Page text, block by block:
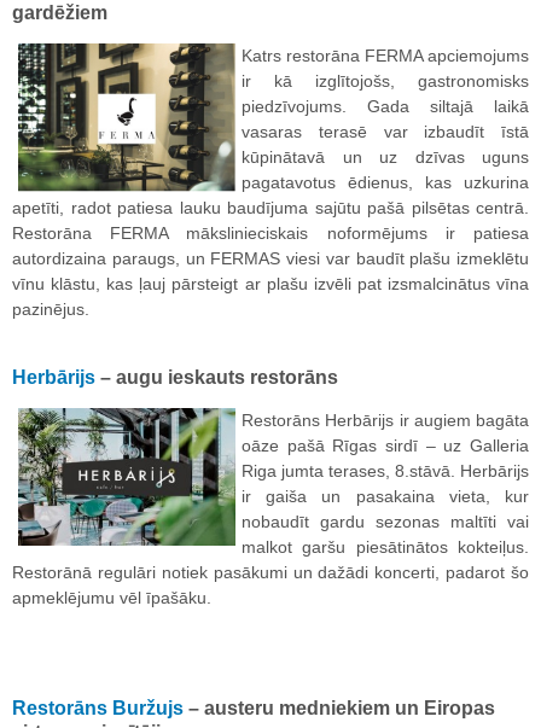
gardēžiem
Katrs restorāna FERMA apciemojums
ir kā izglītojošs, gastronomisks
piedzīvojums. Gada siltajā laikā
vasaras terasē var izbaudīt īstā
kūpinātavā un uz dzīvas uguns
pagatavotus ēdienus, kas uzkurina
apetīti, radot patiesa lauku baudījuma sajūtu pašā pilsētas centrā.
Restorāna FERMA mākslinieciskais noformējums ir patiesa
autordizaina paraugs, un FERMAS viesi var baudīt plašu izmeklētu
vīnu klāstu, kas ļauj pārsteigt ar plašu izvēli pat izsmalcinātus vīna
pazinējus.
Herbārijs – augu ieskauts restorāns
Restorāns Herbārijs ir augiem bagāta
oāze pašā Rīgas sirdī – uz Galleria
Riga jumta terases, 8.stāvā. Herbārijs
ir gaiša un pasakaina vieta, kur
nobaudīt gardu sezonas maltīti vai
malkot garšu piesātinātos kokteiļus.
Restorānā regulāri notiek pasākumi un dažādi koncerti, padarot šo
apmeklējumu vēl īpašāku.
Restorāns Buržujs – austeru medniekiem un Eiropas